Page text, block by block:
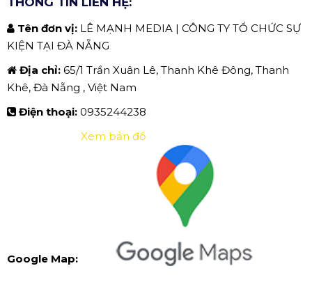
Tên đơn vị: LÊ MẠNH MEDIA | CÔNG TY TỔ CHỨC SỰ
KIỆN TẠI ĐÀ NẴNG
Địa chỉ: 65/1 Trần Xuân Lê, Thanh Khê Đông, Thanh
Khê, Đà Nẵng , Việt Nam
Điện thoại: 0935244238
Google Map:
Xem bản đồ